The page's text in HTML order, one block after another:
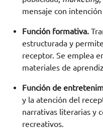
mensaje con
Función formativa.
estructurada y
receptor. Se emplea
materiales de
Función de
y la atención del
narrativas literarias y
recreativos.